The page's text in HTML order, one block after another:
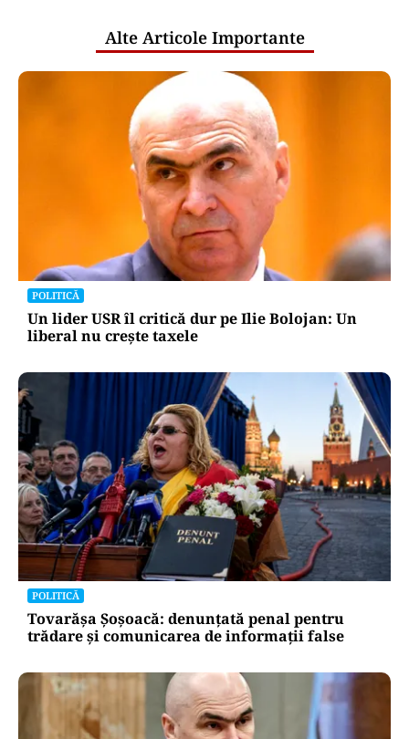
Alte Articole Importante
POLITICĂ
Un lider USR îl critică dur pe Ilie Bolojan: Un
liberal nu crește taxele
POLITICĂ
Tovarășa Șoșoacă: denunțată penal pentru
trădare și comunicarea de informații false